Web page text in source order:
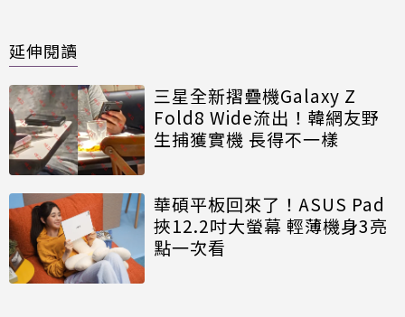
延伸閱讀
三星全新摺疊機Galaxy Z
Fold8 Wide流出！韓網友野
生捕獲實機 長得不一樣
華碩平板回來了！ASUS Pad
挾12.2吋大螢幕 輕薄機身3亮
點一次看